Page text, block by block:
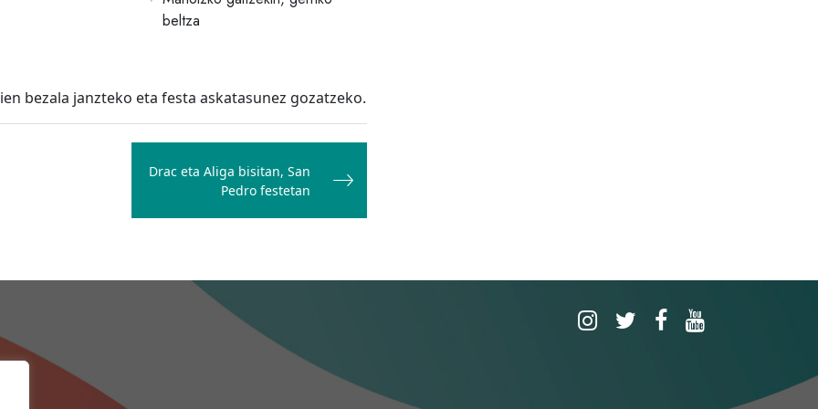
beltza
bezala janzteko eta festa askatasunez gozatzeko.
Drac eta Aliga bisitan, San
Pedro festetan